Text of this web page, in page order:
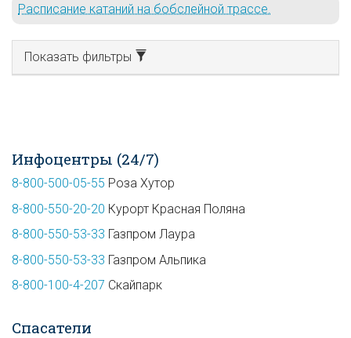
Расписание катаний на бобслейной трассе.
Показать фильтры
Инфоцентры (24/7)
8-800-500-05-55 Роза Хутор
8-800-550-20-20 Курорт Красная Поляна
8-800-550-53-33 Газпром Лаура
8-800-550-53-33 Газпром Альпика
8-800-100-4-207 Скайпарк
Спасатели